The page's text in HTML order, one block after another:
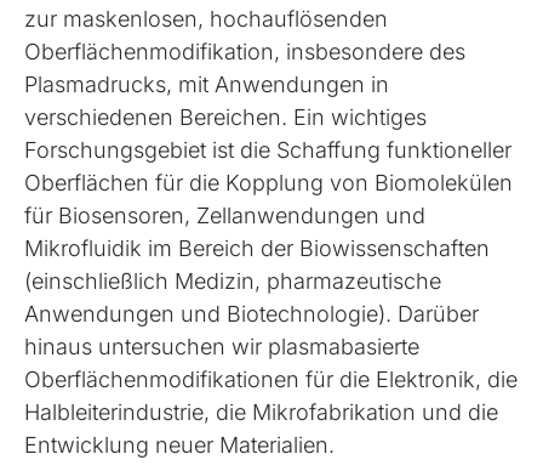
zur maskenlosen, hochauflösenden
Oberflächenmodifikation, insbesondere des
Plasmadrucks, mit Anwendungen in
verschiedenen Bereichen. Ein wichtiges
Forschungsgebiet ist die Schaffung funktioneller
Oberflächen für die Kopplung von Biomolekülen
für Biosensoren, Zellanwendungen und
Mikrofluidik im Bereich der Biowissenschaften
(einschließlich Medizin, pharmazeutische
Anwendungen und Biotechnologie). Darüber
hinaus untersuchen wir plasmabasierte
Oberflächenmodifikationen für die Elektronik, die
Halbleiterindustrie, die Mikrofabrikation und die
Entwicklung neuer Materialien.